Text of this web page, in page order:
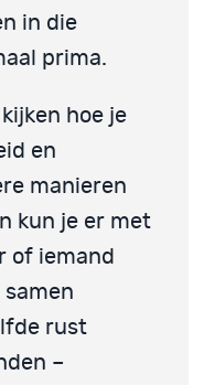
in die
prima.
hoe je
en
manieren
kun je er met
of iemand
rust
–